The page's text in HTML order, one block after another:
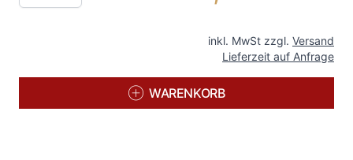
inkl. MwSt zzgl. Versand
Lieferzeit auf Anfrage
WARENKORB